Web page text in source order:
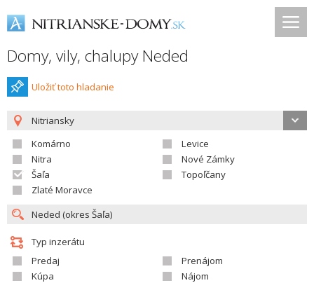
Domy, vily, chalupy Neded
Uložiť toto hladanie
Nitriansky
Komárno
Levice
Nitra
Nové Zámky
Šaľa
Topoľčany
Zlaté Moravce
Typ inzerátu
Predaj
Prenájom
Kúpa
Nájom